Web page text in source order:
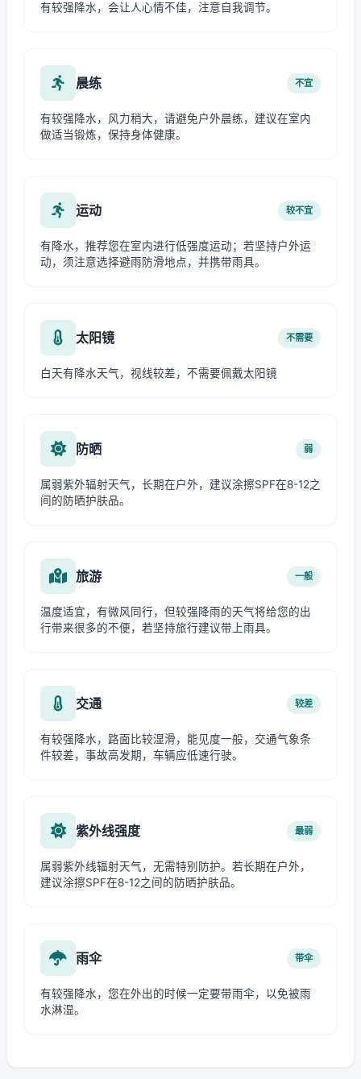
有较强降水，会让人心情不佳，注意自我调节。
晨练 不宜
有较强降水，风力稍大，请避免户外晨练，建议在室内
做适当锻炼，保持身体健康。
运动 较不宜
有降水，推荐您在室内进行低强度运动；若坚持户外运
动，须注意选择避雨防滑地点，并携带雨具。
太阳镜 不需要
白天有降水天气，视线较差，不需要佩戴太阳镜
防晒 弱
属弱紫外辐射天气，长期在户外，建议涂擦SPF在8-12之
间的防晒护肤品。
旅游 一般
温度适宜，有微风同行，但较强降雨的天气将给您的出
行带来很多的不便，若坚持旅行建议带上雨具。
交通 较差
有较强降水，路面比较湿滑，能见度一般，交通气象条
件较差，事故高发期，车辆应低速行驶。
紫外线强度 最弱
属弱紫外线辐射天气，无需特别防护。若长期在户外，
建议涂擦SPF在8-12之间的防晒护肤品。
雨伞 带伞
有较强降水，您在外出的时候一定要带雨伞，以免被雨
水淋湿。